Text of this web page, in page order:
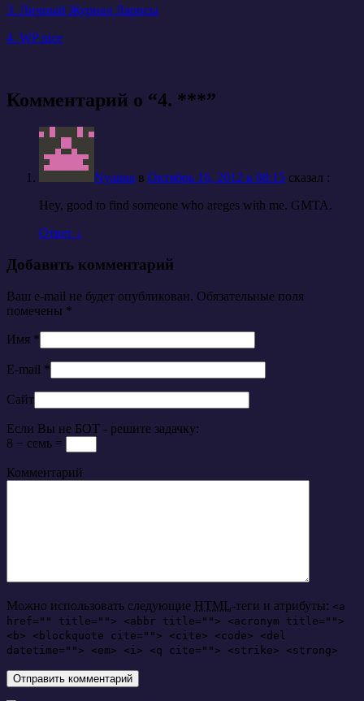
3. Личный Журнал Ларисы
4. WP nice
Комментарий о “4. ***”
Nyanna в Октябрь 16, 2012 к 08:15 cказал :
Hey, good to find someone who areges with me. GMTA.
Ответ ↓
Добавить комментарий
Ваш e-mail не будет опубликован. Обязательные поля
помечены *
Имя *
E-mail *
Сайт
Если Вы не БОТ - решите задачку:
8 − семь =
Комментарий
Можно использовать следующие HTML-теги и атрибуты: <a
href="" title=""> <abbr title=""> <acronym title="">
<b> <blockquote cite=""> <cite> <code> <del
datetime=""> <em> <i> <q cite=""> <strike> <strong>